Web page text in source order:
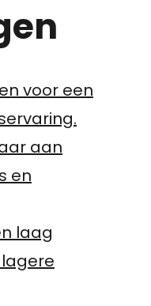
voor een
aan
en
laag